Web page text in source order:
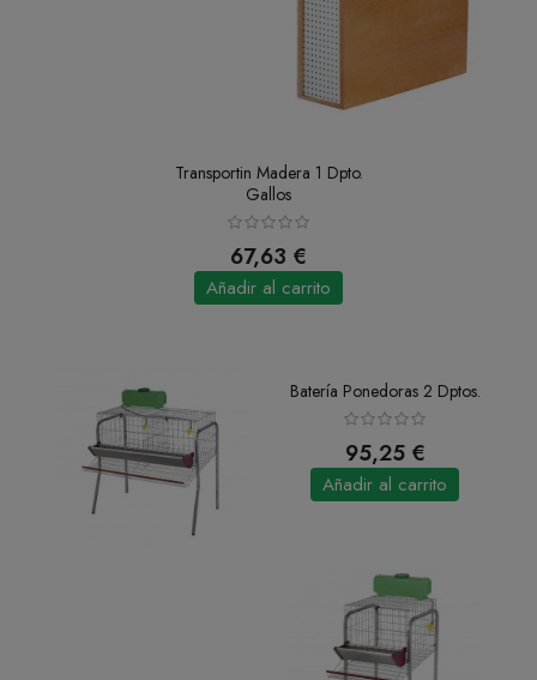
Transportin Madera 1 Dpto.
Gallos
67,63 €
Añadir al carrito
Batería Ponedoras 2 Dptos.
95,25 €
Añadir al carrito